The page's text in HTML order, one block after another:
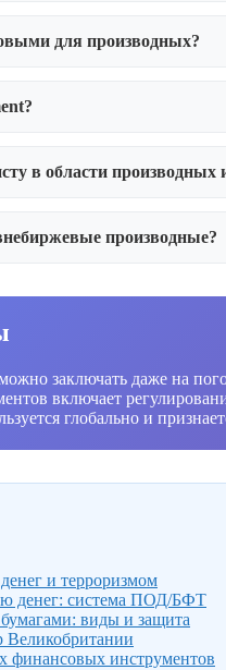
для производных?
в области производных
производные?
заключать даже на
включает
глобально и
и терроризмом
денег: система ПОД/БФТ
виды и защита
Великобритании
финансовых инструментов